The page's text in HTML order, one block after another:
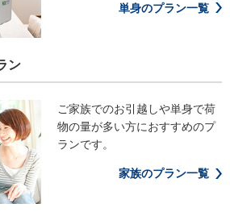
単身のプラン一覧
ン
ご家族でのお引越しや単身で荷
物の量が多い方におすすめのプ
ランです。
家族のプラン一覧